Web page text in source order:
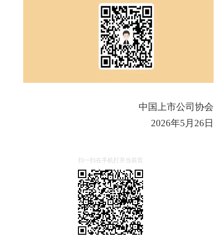
中国上市公司协会
2026年5月26日
扫一扫在手机打开当前页